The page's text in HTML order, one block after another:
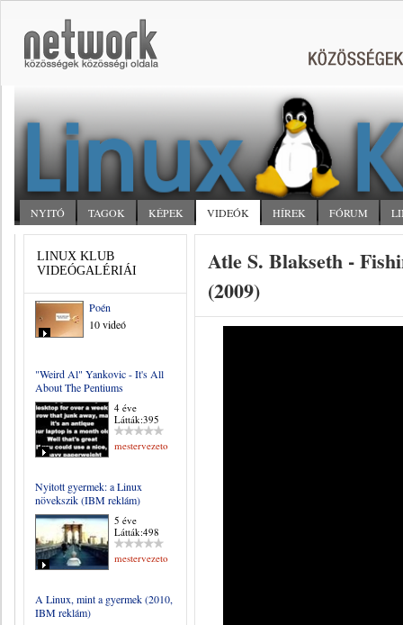
NYITÓ TAGOK KÉPEK VIDEÓK HÍREK FÓRUM
LINUX KLUB
VIDEÓGALÉRIÁI
Poén
10 videó
"Weird Al" Yankovic - It's All
About The Pentiums
4 éve
Látták:395
mestervezeto
Nyitott gyermek: a Linux
növekszik (IBM reklám)
5 éve
Látták:498
mestervezeto
A Linux, mint a gyermek (2010,
IBM reklám)
Atle S. Blakseth -
(2009)